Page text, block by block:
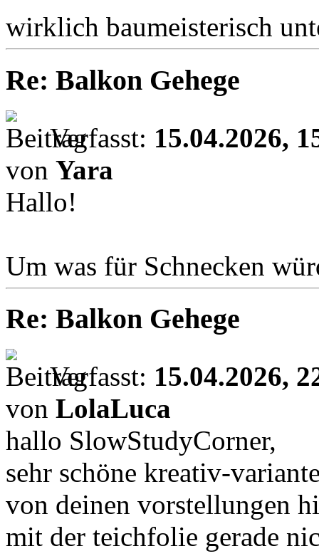
wirklich baumeisterisch
Re: Balkon Gehege
Verfasst: 15.04.2026,
von Yara
Hallo!
Um was für Schnecken
Re: Balkon Gehege
Verfasst: 15.04.2026,
von LolaLuca
hallo SlowStudyCorner,
sehr schöne kreativ-
von deinen vorstellungen
mit der teichfolie gerade